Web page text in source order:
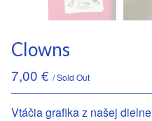
Clowns
7,00 € / Sold Out
Vtáčia grafika z našej dielne